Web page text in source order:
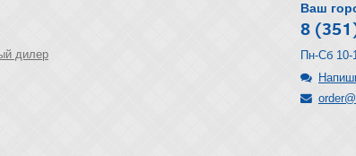
дилер
Ваш
8
Пн-Сб 10-